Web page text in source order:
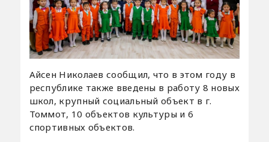
Айсен Николаев сообщил, что в этом году в
республике также введены в работу 8 новых
школ, крупный социальный объект в г.
Томмот, 10 объектов культуры и 6
спортивных объектов.